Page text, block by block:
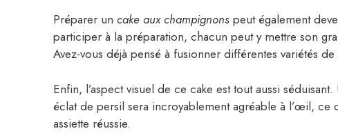
Préparer un cake aux champignons peut également
participer à la préparation, chacun peut y mettre son
Avez-vous déjà pensé à fusionner différentes variétés
Enfin, l’aspect visuel de ce cake est tout aussi
éclat de persil sera incroyablement agréable à l’œil,
assiette réussie.